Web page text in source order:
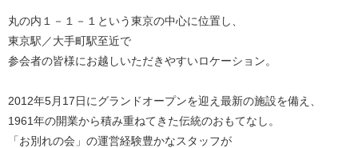
丸の内１－１－１という東京の中心に位置し、
東京駅／大手町駅至近で
参会者の皆様にお越しいただきやすいロケーション。
2012年5月17日にグランドオープンを迎え最新の施設を備え、
1961年の開業から積み重ねてきた伝統のおもてなし。
「お別れの会」の運営経験豊かなスタッフが